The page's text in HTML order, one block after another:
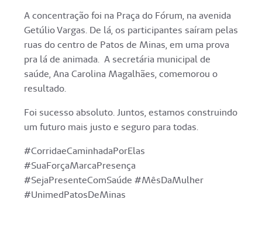
A concentração foi na Praça do Fórum, na avenida
Getúlio Vargas. De lá, os participantes saíram pelas
ruas do centro de Patos de Minas, em uma prova
pra lá de animada. A secretária municipal de
saúde, Ana Carolina Magalhães, comemorou o
resultado.
Foi sucesso absoluto. Juntos, estamos construindo
um futuro mais justo e seguro para todas.
#CorridaeCaminhadaPorElas
#SuaForçaMarcaPresença
#SejaPresenteComSaúde #MêsDaMulher
#UnimedPatosDeMinas